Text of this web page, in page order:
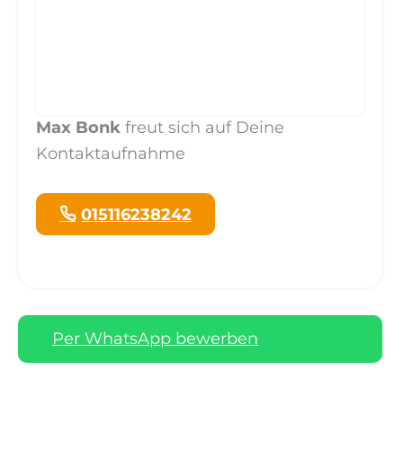
Max Bonk freut sich auf Deine
Kontaktaufnahme
015116238242
Per WhatsApp bewerben